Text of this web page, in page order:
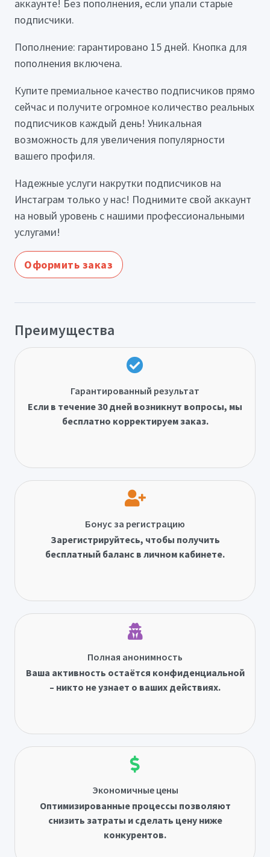
аккаунте! Без пополнения, если упали старые
подписчики.
Пополнение: гарантировано 15 дней. Кнопка для
пополнения включена.
Купите премиальное качество подписчиков прямо
сейчас и получите огромное количество реальных
подписчиков каждый день! Уникальная
возможность для увеличения популярности
вашего профиля.
Надежные услуги накрутки подписчиков на
Инстаграм только у нас! Поднимите свой аккаунт
на новый уровень с нашими профессиональными
услугами!
Оформить заказ
Преимущества
Гарантированный результат
Если в течение 30 дней возникнут вопросы, мы
бесплатно корректируем заказ.
Бонус за регистрацию
Зарегистрируйтесь, чтобы получить
бесплатный баланс в личном кабинете.
Полная анонимность
Ваша активность остаётся конфиденциальной
– никто не узнает о ваших действиях.
Экономичные цены
Оптимизированные процессы позволяют
снизить затраты и сделать цену ниже
конкурентов.